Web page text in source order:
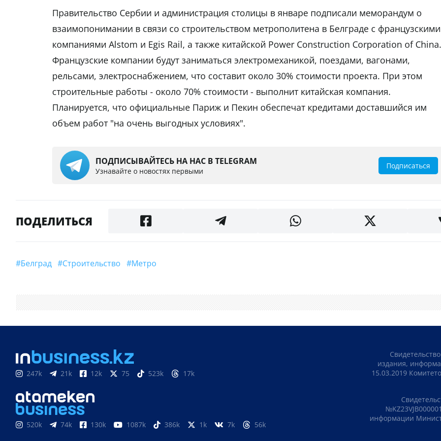
Правительство Сербии и администрация столицы в январе подписали меморандум о
взаимопонимании в связи со строительством метрополитена в Белграде с французскими
компаниями Alstom и Egis Rail, а также китайской Power Construction Corporation of China.
Французские компании будут заниматься электромеханикой, поездами, вагонами,
рельсами, электроснабжением, что составит около 30% стоимости проекта. При этом
строительные работы - около 70% стоимости - выполнит китайская компания.
Планируется, что официальные Париж и Пекин обеспечат кредитами доставшийся им
объем работ "на очень выгодных условиях".
ПОДПИСЫВАЙТЕСЬ НА НАС В TELEGRAM
Узнавайте о новостях первыми
Подписаться
ПОДЕЛИТЬСЯ
#Белград #строительство #Метро
247k 21k 12k 75 523k 17k
520k 74k 130k 1087k 386k 1k 7k 56k
издания,
15.03.2019
информации